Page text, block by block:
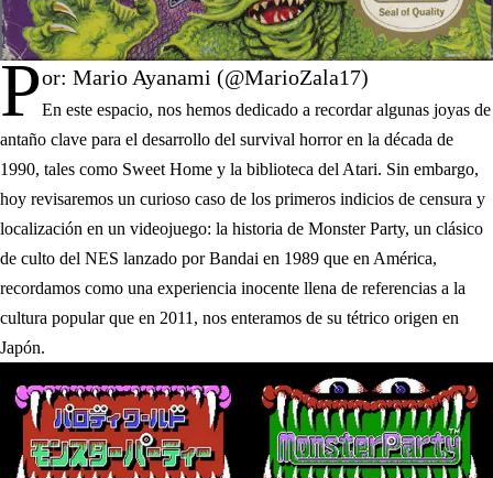
Por: Mario Ayanami (@MarioZala17)
En este espacio, nos hemos dedicado a recordar algunas joyas de
antaño clave para el desarrollo del survival horror en la década de
1990, tales como Sweet Home y la biblioteca del Atari. Sin embargo,
hoy revisaremos un curioso caso de los primeros indicios de censura y
localización en un videojuego: la historia de Monster Party, un clásico
de culto del NES lanzado por Bandai en 1989 que en América,
recordamos como una experiencia inocente llena de referencias a la
cultura popular que en 2011, nos enteramos de su tétrico origen en
Japón.